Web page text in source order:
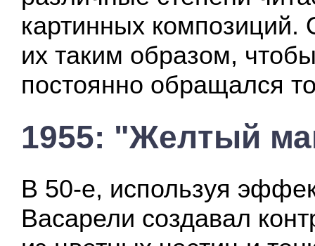
картинных композиций.
их таким образом,
постоянно обращался
1955: "Желтый
В 50-е, используя
Васарели создавал